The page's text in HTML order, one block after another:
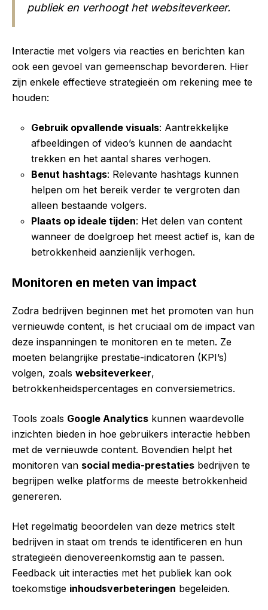
publiek en verhoogt het websiteverkeer.
Interactie met volgers via reacties en berichten kan
ook een gevoel van gemeenschap bevorderen. Hier
zijn enkele effectieve strategieën om rekening mee te
houden:
Gebruik opvallende visuals: Aantrekkelijke
afbeeldingen of video’s kunnen de aandacht
trekken en het aantal shares verhogen.
Benut hashtags: Relevante hashtags kunnen
helpen om het bereik verder te vergroten dan
alleen bestaande volgers.
Plaats op ideale tijden: Het delen van content
wanneer de doelgroep het meest actief is, kan de
betrokkenheid aanzienlijk verhogen.
Monitoren en meten van impact
Zodra bedrijven beginnen met het promoten van hun
vernieuwde content, is het cruciaal om de impact van
deze inspanningen te monitoren en te meten. Ze
moeten belangrijke prestatie-indicatoren (KPI’s)
volgen, zoals websiteverkeer,
betrokkenheidspercentages en conversiemetrics.
Tools zoals Google Analytics kunnen waardevolle
inzichten bieden in hoe gebruikers interactie hebben
met de vernieuwde content. Bovendien helpt het
monitoren van social media-prestaties bedrijven te
begrijpen welke platforms de meeste betrokkenheid
genereren.
Het regelmatig beoordelen van deze metrics stelt
bedrijven in staat om trends te identificeren en hun
strategieën dienovereenkomstig aan te passen.
Feedback uit interacties met het publiek kan ook
toekomstige inhoudsverbeteringen begeleiden.